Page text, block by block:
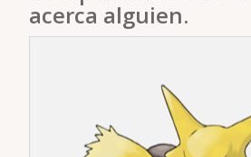
acerca alguien.